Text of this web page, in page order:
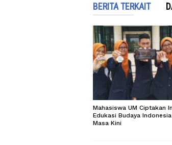
BERITA TERKAIT
Mahasiswa UM Ciptakan
Edukasi Budaya
Masa Kini